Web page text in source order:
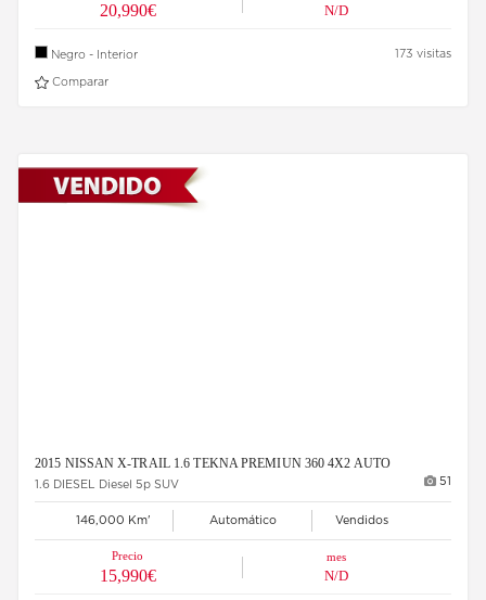
20,990€ N/D
173 visitas
Negro - Interior
Comparar
2015 NISSAN X-TRAIL 1.6 TEKNA PREMIUN 360 4X2 AUTO
51
1.6 DIESEL Diesel 5p SUV
146,000 Km' Automático Vendidos
Precio
15,990€
mes
N/D